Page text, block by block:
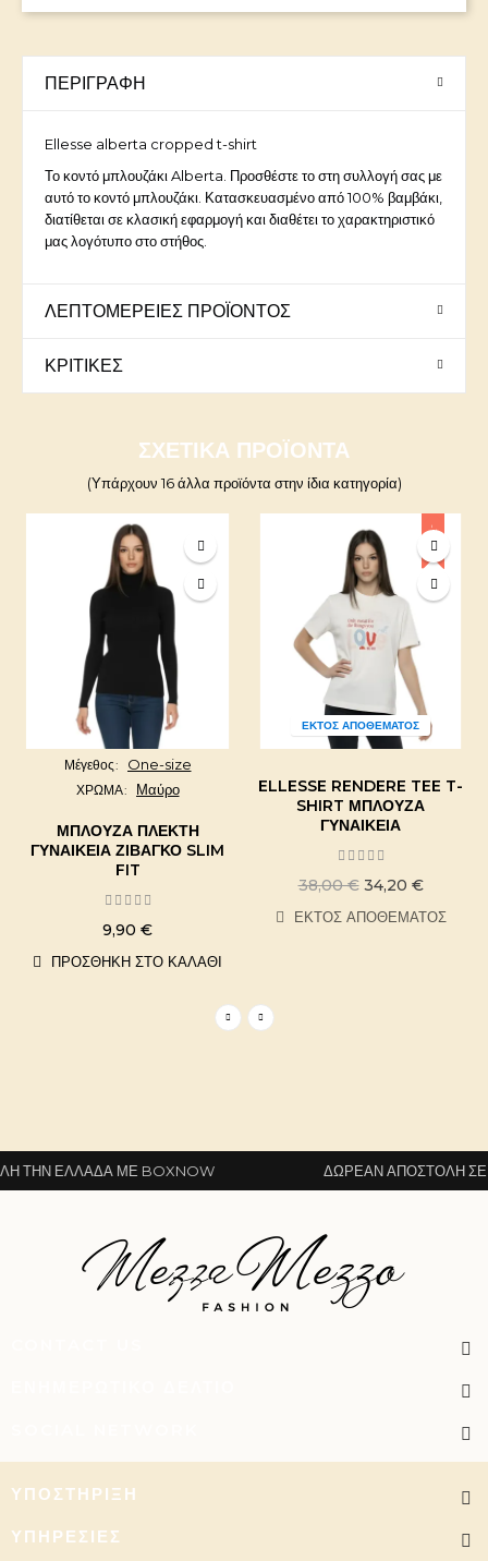
ΠΕΡΙΓΡΑΦΉ
Ellesse alberta cropped t-shirt
Το κοντό μπλουζάκι Alberta. Προσθέστε το στη συλλογή σας με
αυτό το κοντό μπλουζάκι. Κατασκευασμένο από 100% βαμβάκι,
διατίθεται σε κλασική εφαρμογή και διαθέτει το χαρακτηριστικό
μας λογότυπο στο στήθος.
ΛΕΠΤΟΜΈΡΕΙΕΣ ΠΡΟΪΌΝΤΟΣ
ΚΡΙΤΙΚΈΣ
ΣΧΕΤΙΚΆ ΠΡΟΪΌΝΤΑ
(Υπάρχουν 16 άλλα προϊόντα στην ίδια κατηγορία)
Μέγεθος One-size
ΧΡΩΜΑ Μαύρο
ΜΠΛΟΎΖΑ ΠΛΕΚΤΉ
ΓΥΝΑΙΚΕΊΑ ΖΙΒΆΓΚΟ SLIM
FIT
9,90 €
ΠΡΟΣΘΉΚΗ ΣΤΟ ΚΑΛΆΘΙ
ΕΚΤΌΣ ΑΠΟΘΈΜΑΤΟΣ
-10%
ELLESSE RENDERE TEE T-
SHIRT ΜΠΛΟΎΖΑ
ΓΥΝΑΙΚΕΊΑ
38,00 € 34,20 €
ΕΚΤΌΣ ΑΠΟΘΈΜΑΤΟΣ
ΕΛΛΆΔΑ ΜΕ BOXNOW ΔΩΡΕΆΝ ΑΠΟΣΤΟΛΉ ΣΕ
ΥΠΟΣΤΉΡΙΞΗ
ΥΠΗΡΕΣΊΕΣ